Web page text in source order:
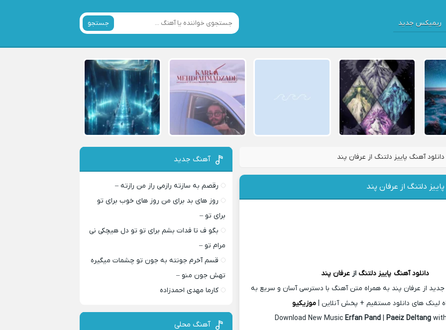
ریمیکس جدید جستجو
دانلود آهنگ پاییز دلتنگ از عرفان پند
دلتنگ از عرفان پند
دانلود آهنگ پاییز دلتنگ از عرفان پند
از عرفان پند به همراه متن آهنگ با دسترسی آسان و سریع به
لینک های دانلود مستقیم + پخش آنلاین |موزیکیو
Download New MusicErfan Pand |Paeiz Deltang
آهنگ جدید
رقصم به سازته رازمی راز من رازته –
روز های بد برای من روز های خوب برای تو
برای تو –
بگو ف تا فدات بشم برای تو تو دل هیچکی نی
مرام تو –
قسم آخرم جونته به جون تو چشمات میگیره
تهش جون منو –
کارما مهدی احمدزاده
آهنگ محلی